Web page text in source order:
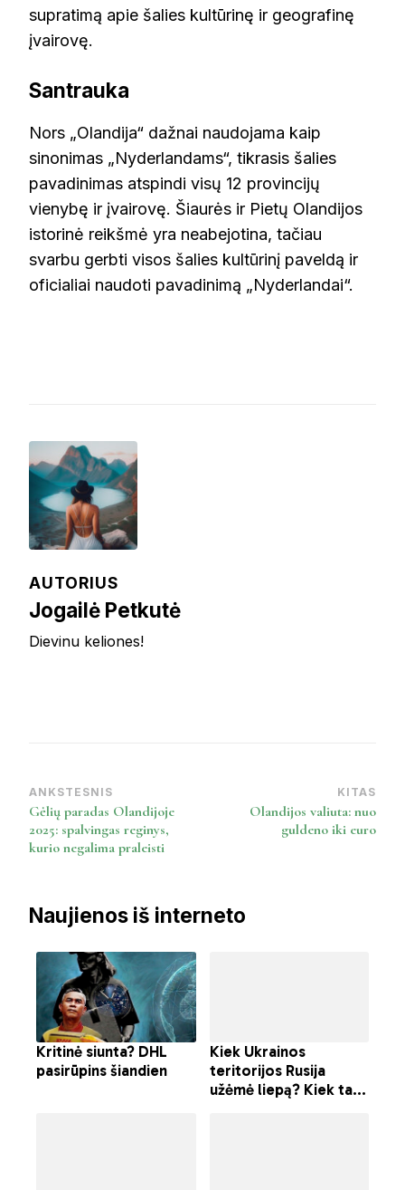
supratimą apie šalies kultūrinę ir geografinę
įvairovę.
Santrauka
Nors „Olandija“ dažnai naudojama kaip
sinonimas „Nyderlandams“, tikrasis šalies
pavadinimas atspindi visų 12 provincijų
vienybę ir įvairovę. Šiaurės ir Pietų Olandijos
istorinė reikšmė yra neabejotina, tačiau
svarbu gerbti visos šalies kultūrinį paveldą ir
oficialiai naudoti pavadinimą „Nyderlandai“.
AUTORIUS
Jogailė Petkutė
Dievinu keliones!
Post
Navigation
ANKSTESNIS
Gėlių paradas Olandijoje
2025: spalvingas reginys,
kurio negalima praleisti
KITAS
Olandijos valiuta: nuo
guldeno iki euro
Naujienos iš interneto